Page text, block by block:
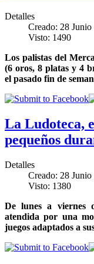
Detalles
Creado: 28 Junio
Visto: 1490
Los palistas del
(6 oros, 8 platas y 4
el pasado fin de
La Ludoteca,
pequeños
Detalles
Creado: 28 Junio
Visto: 1380
De lunes a viernes
atendida por una
juegos adaptados a